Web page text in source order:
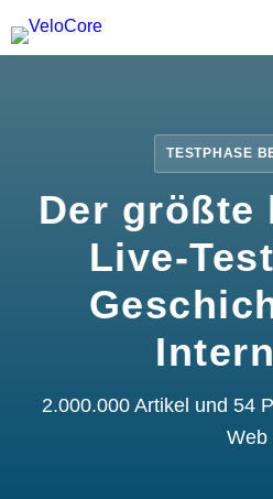
Partnerprogramm
TESTPHASE
Der größte
Live-
2.000.000 Artikel und 54
Web